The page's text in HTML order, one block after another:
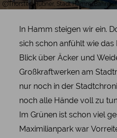
Thorsten Hübner, Stadt Hamm,
In Hamm steigen wir ein.
sich schon anfühlt wie
Blick über Äcker und
Großkraftwerken am
nur noch in der
noch alle Hände voll zu
Im Grünen ist schon viel
Maximilianpark war